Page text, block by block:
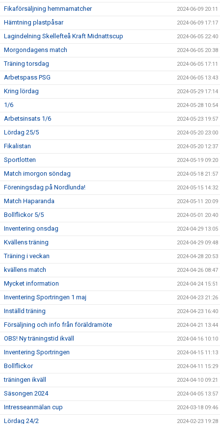
Fikaförsäljning hemmamatcher 2024-06-09 20:11
Hämtning plastpåsar 2024-06-09 17:17
Lagindelning Skellefteå Kraft Midnattscup 2024-06-05 22:40
Morgondagens match 2024-06-05 20:38
Träning torsdag 2024-06-05 17:11
Arbetspass PSG 2024-06-05 13:43
Kring lördag 2024-05-29 17:14
1/6 2024-05-28 10:54
Arbetsinsats 1/6 2024-05-23 19:57
Lördag 25/5 2024-05-20 23:00
Fikalistan 2024-05-20 12:37
Sportlotten 2024-05-19 09:20
Match imorgon söndag 2024-05-18 21:57
Föreningsdag på Nordlunda! 2024-05-15 14:32
Match Haparanda 2024-05-11 20:09
Bollflickor 5/5 2024-05-01 20:40
Inventering onsdag 2024-04-29 13:05
Kvällens träning 2024-04-29 09:48
Träning i veckan 2024-04-28 20:53
kvällens match 2024-04-26 08:47
Mycket information 2024-04-24 15:51
Inventering Sportringen 1 maj 2024-04-23 21:26
Inställd träning 2024-04-23 16:40
Försäljning och info från föräldramöte 2024-04-21 13:44
OBS! Ny träningstid ikväll 2024-04-16 10:10
Inventering Sportringen 2024-04-15 11:13
Bollflickor 2024-04-11 15:29
träningen ikväll 2024-04-10 09:21
Säsongen 2024 2024-04-05 13:57
Intresseanmälan cup 2024-03-18 09:46
Lördag 24/2 2024-02-23 19:28